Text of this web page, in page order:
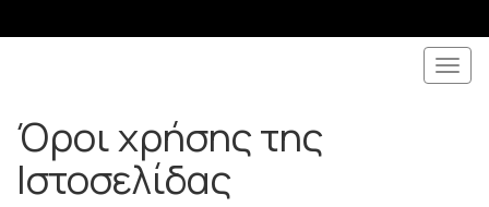
Όροι χρήσης της
Ιστοσελίδας